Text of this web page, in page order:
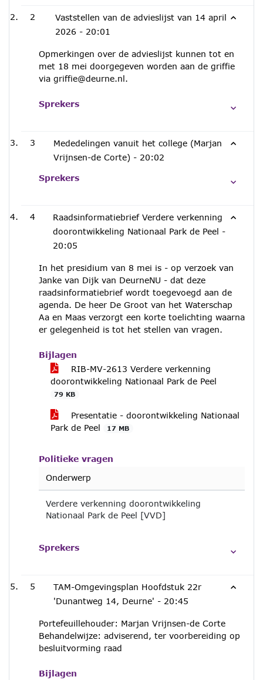
2
Vaststellen van de advieslijst van 14 april
2026 - 20:01
Opmerkingen over de advieslijst kunnen tot en
met 18 mei doorgegeven worden aan de griffie
via griffie@deurne.nl.
Sprekers
3
Mededelingen vanuit het college (Marjan
Vrijnsen-de Corte) - 20:02
Sprekers
4
Raadsinformatiebrief Verdere verkenning
doorontwikkeling Nationaal Park de Peel -
20:05
In het presidium van 8 mei is - op verzoek van
Janke van Dijk van DeurneNU - dat deze
raadsinformatiebrief wordt toegevoegd aan de
agenda. De heer De Groot van het Waterschap
Aa en Maas verzorgt een korte toelichting waarna
er gelegenheid is tot het stellen van vragen.
Bijlagen
RIB-MV-2613 Verdere verkenning
doorontwikkeling Nationaal Park de Peel
79 KB
Presentatie - doorontwikkeling Nationaal
Park de Peel
17 MB
Politieke vragen
Onderwerp
Verdere verkenning doorontwikkeling
Nationaal Park de Peel [VVD]
Sprekers
5
TAM-Omgevingsplan Hoofdstuk 22r
'Dunantweg 14, Deurne' - 20:45
Portefeuillehouder: Marjan Vrijnsen-de Corte
Behandelwijze: adviserend, ter voorbereiding op
besluitvorming raad
Bijlagen